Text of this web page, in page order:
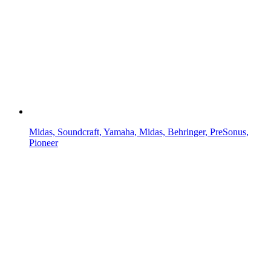
Midas, Soundcraft, Yamaha, Midas, Behringer, PreSonus,
Pioneer